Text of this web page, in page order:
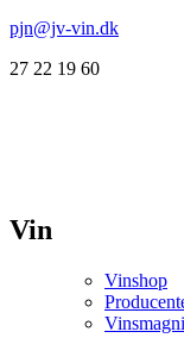
pjn@jv-vin.dk
27 22 19 60
Vin
Vinshop